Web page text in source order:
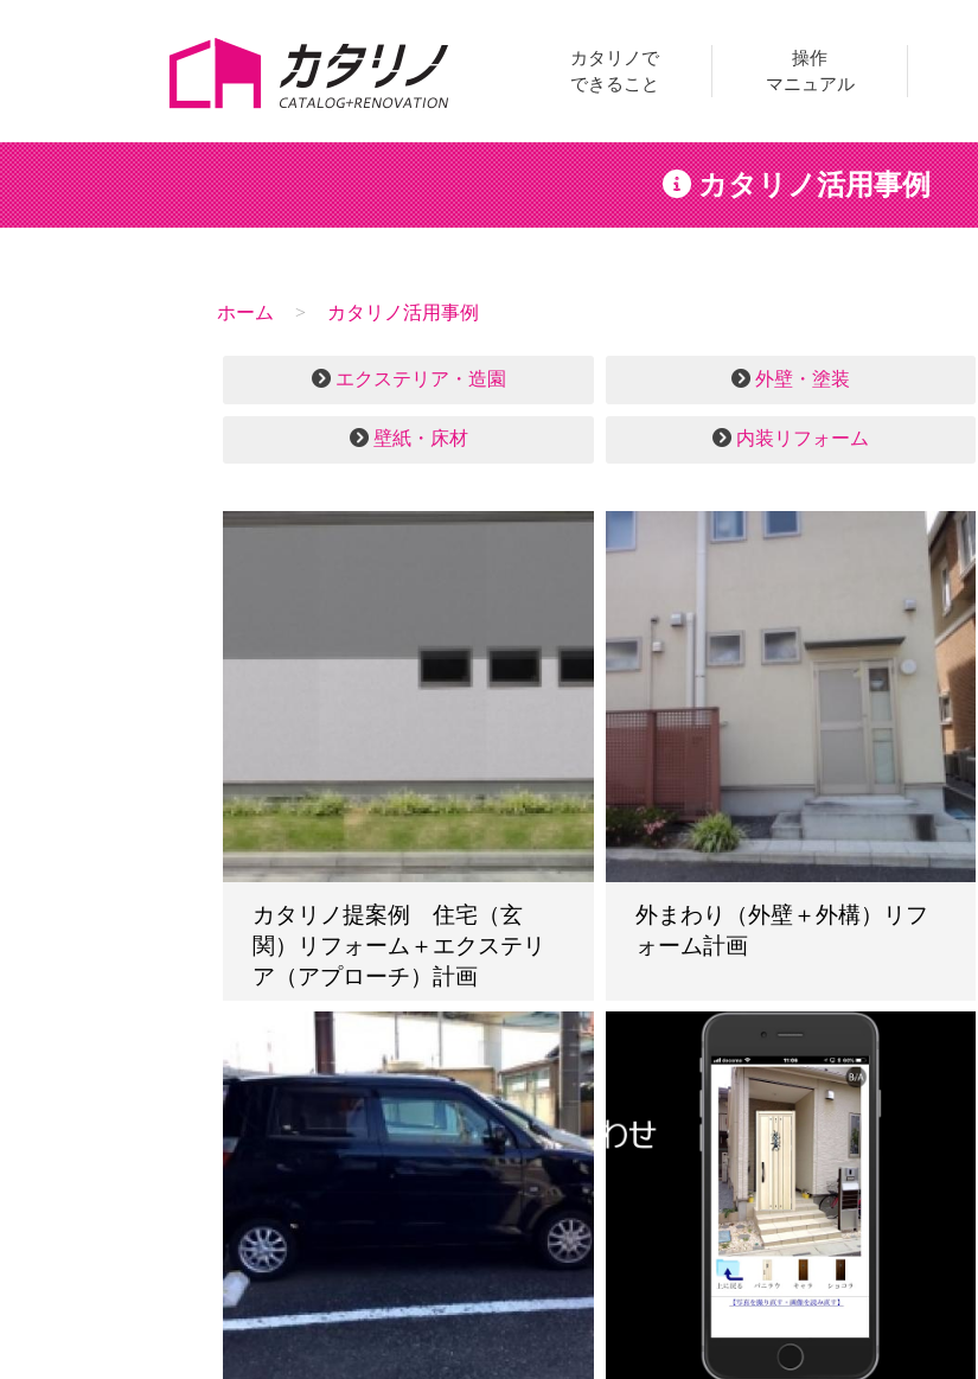
カタリノで
できること
操作
マニュアル
カタリノ活用事例
ホーム カタリノ活用事例
エクステリア・造園 外壁・塗装
壁紙・床材 内装リフォーム
カタリノ提案例 住宅（玄
関）リフォーム＋エクステリ
ア（アプローチ）計画
外まわり（外壁＋外構）リフ
ォーム計画